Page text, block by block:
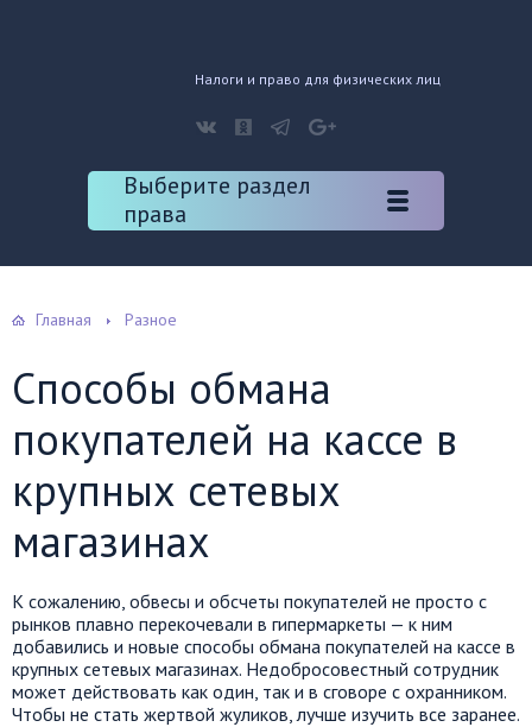
Налоги и право для физических лиц
Выберите раздел
права
Главная Разное
Способы обмана
покупателей на кассе в
крупных сетевых
магазинах
К сожалению, обвесы и обсчеты покупателей не просто с
рынков плавно перекочевали в гипермаркеты — к ним
добавились и новые способы обмана покупателей на кассе в
крупных сетевых магазинах. Недобросовестный сотрудник
может действовать как один, так и в сговоре с охранником.
Чтобы не стать жертвой жуликов, лучше изучить все заранее.